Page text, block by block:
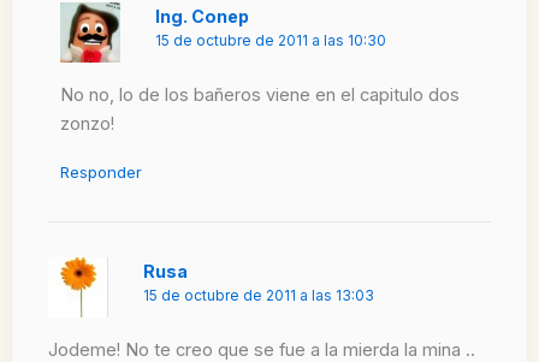
Ing. Conep
15 de octubre de 2011 a las 10:30
No no, lo de los bañeros viene en el capitulo dos
zonzo!
Responder
Rusa
15 de octubre de 2011 a las 13:03
Jodeme! No te creo que se fue a la mierda la mina ..